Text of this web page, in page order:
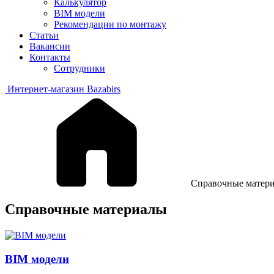
Калькулятор
BIM модели
Рекомендации по монтажу
Статьи
Вакансии
Контакты
Сотрудники
Интернет-магазин Bazabirs
Справочные
Справочные материалы
BIM модели